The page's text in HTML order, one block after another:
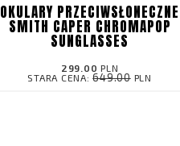
OKULARY PRZECIWSŁONECZNE
SMITH CAPER CHROMAPOP
SUNGLASSES
299.00 PLN
STARA CENA:649.00PLN